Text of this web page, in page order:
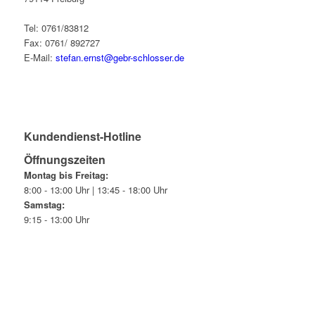
Tel: 0761/83812
Fax: 0761/ 892727
E-Mail: stefan.ernst@gebr-schlosser.de
Kundendienst-Hotline
Öffnungszeiten
Montag bis Freitag:
8:00 - 13:00 Uhr | 13:45 - 18:00 Uhr
Samstag:
9:15 - 13:00 Uhr